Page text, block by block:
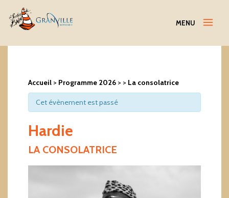
Menu
MENU
Accueil > Programme 2026 > > La consolatrice
Cet évènement est passé
Hardie
LA CONSOLATRICE